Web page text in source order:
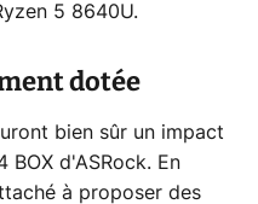
5 8640U.
dotée
bien sûr un impact
BOX d'ASRock. En
à proposer des